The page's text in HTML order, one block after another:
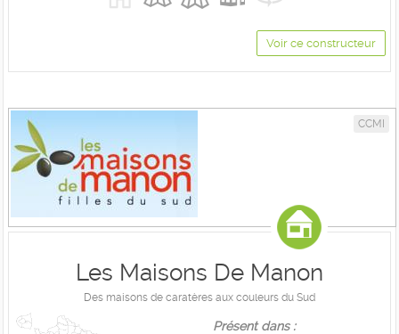
Voir ce constructeur
CCMI
Les Maisons De Manon
Des maisons de caratères aux couleurs du Sud
Présent dans :